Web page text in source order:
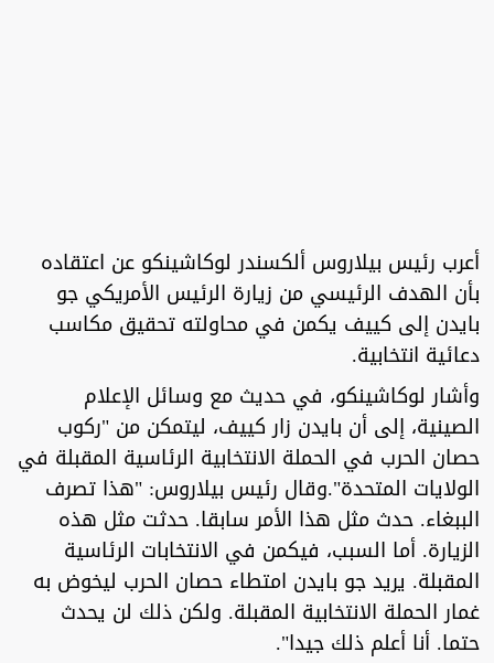
أعرب رئيس بيلاروس ألكسندر لوكاشينكو عن اعتقاده
بأن الهدف الرئيسي من زيارة الرئيس الأمريكي جو
بايدن إلى كييف يكمن في محاولته تحقيق مكاسب
دعائية انتخابية.
وأشار لوكاشينكو، في حديث مع وسائل الإعلام
الصينية، إلى أن بايدن زار كييف، ليتمكن من "ركوب
حصان الحرب في الحملة الانتخابية الرئاسية المقبلة في
الولايات المتحدة".وقال رئيس بيلاروس: "هذا تصرف
الببغاء. حدث مثل هذا الأمر سابقا. حدثت مثل هذه
الزيارة. أما السبب، فيكمن في الانتخابات الرئاسية
المقبلة. يريد جو بايدن امتطاء حصان الحرب ليخوض به
غمار الحملة الانتخابية المقبلة. ولكن ذلك لن يحدث
حتما. أنا أعلم ذلك جيدا".